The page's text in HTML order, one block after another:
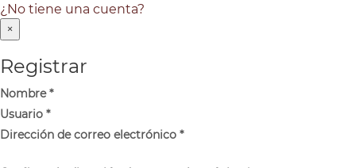
¿No tiene una cuenta?
×
Registrar
Nombre*
Usuario *
Dirección de correo electrónico *